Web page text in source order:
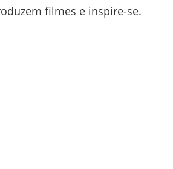
filmes e inspire-se.